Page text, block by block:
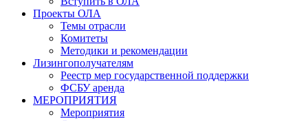
Проекты ОЛА
Темы отрасли
Комитеты
Методики и рекомендации
Лизингополучателям
Реестр мер государственной поддержки
ФСБУ аренда
МЕРОПРИЯТИЯ
Мероприятия